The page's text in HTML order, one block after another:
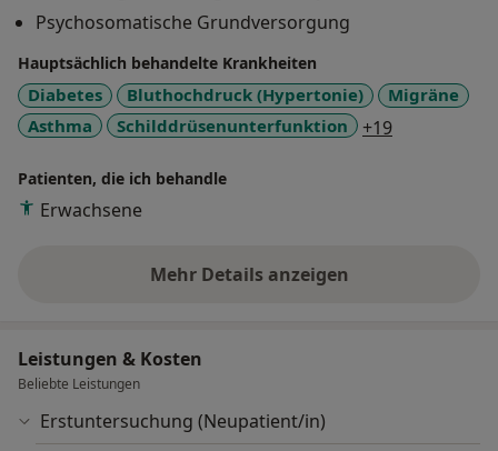
Ihre Dr. Lena Heinzinger
60 in Schwabing West in München behandeln Sie
erfahrene Hausärzt:innen umfassend und einfühlsam,
sowohl in Deutsch als auch Englisch und vielen
weiteren Sprachen. Bei avi verknüpfen wir persönliche
Fürsorge mit moderner Technologie, um Ihnen eine
umfängliche und komfortable medizinische
Versorgung zu bieten, vor Ort und sogar online.
Psychosomatische Grundversorgung
Hauptsächlich behandelte Krankheiten
Diabetes Bluthochdruck (Hypertonie)
Migräne
Asthma
Schilddrüsenunterfunktion +19
Patienten, die ich behandle
Erwachsene
Mehr Details anzeigen
über Erfahrungen
Leistungen & Kosten
Beliebte Leistungen
Erstuntersuchung (Neupatient/in)